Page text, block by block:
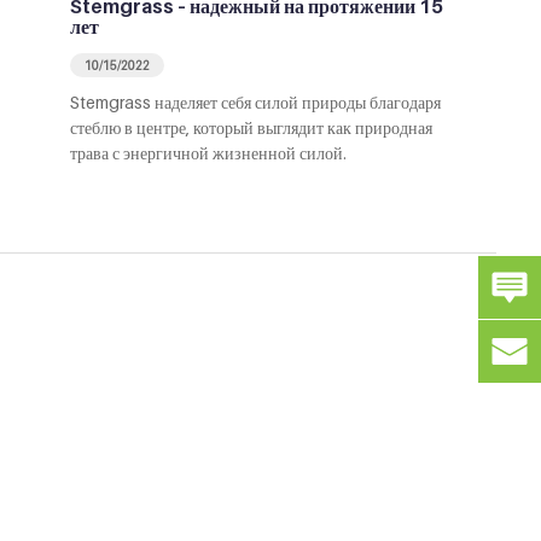
Stemgrass – надежный на протяжении 15
лет
10/15/2022
Stemgrass наделяет себя силой природы благодаря
стеблю в центре, который выглядит как природная
трава с энергичной жизненной силой.